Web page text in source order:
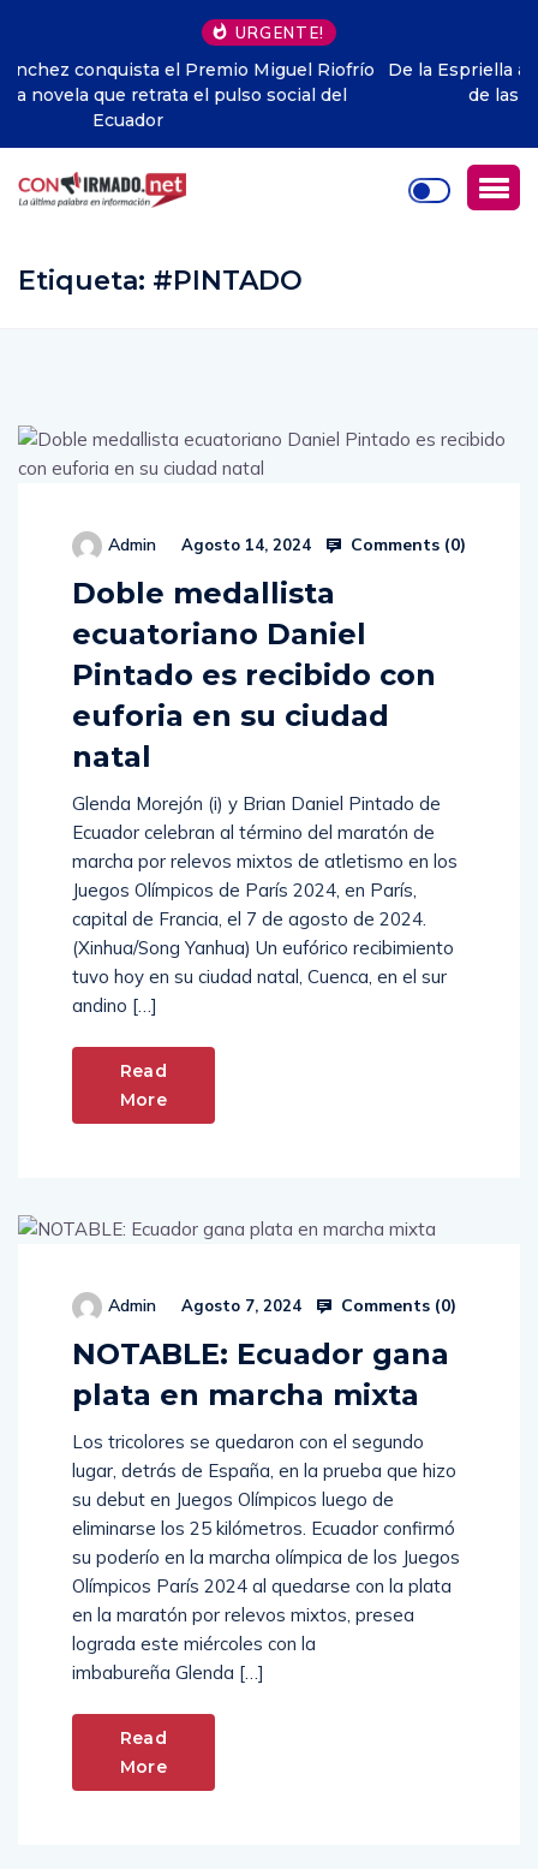
URGENTE!
De la Espriella anuncia adhesión de Colombia al Escudo
de las Américas propuesto por EEUU
Etiqueta: #PINTADO
Admin Agosto 14, 2024 Comments (0)
Doble medallista
ecuatoriano Daniel
Pintado es recibido con
euforia en su ciudad
natal
Glenda Morejón (i) y Brian Daniel Pintado de
Ecuador celebran al término del maratón de
marcha por relevos mixtos de atletismo en los
Juegos Olímpicos de París 2024, en París,
capital de Francia, el 7 de agosto de 2024.
(Xinhua/Song Yanhua) Un eufórico recibimiento
tuvo hoy en su ciudad natal, Cuenca, en el sur
andino […]
Read
More
Admin Agosto 7, 2024 Comments (0)
NOTABLE: Ecuador gana
plata en marcha mixta
Los tricolores se quedaron con el segundo
lugar, detrás de España, en la prueba que hizo
su debut en Juegos Olímpicos luego de
eliminarse los 25 kilómetros. Ecuador confirmó
su poderío en la marcha olímpica de los Juegos
Olímpicos París 2024 al quedarse con la plata
en la maratón por relevos mixtos, presea
lograda este miércoles con la
imbabureña Glenda […]
Read
More